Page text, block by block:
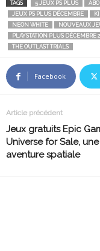
TAGS 5 JEUX PS PLUS
JEUX PS PLUS DÉCEMBRE
NEON WHITE
NOUVEAUX
PLAYSTATION PLUS DÉCEMBRE
THE OUTLAST TRIALS
Facebook
Article précédent
Jeux gratuits Epic
Universe for Sale, une
aventure spatiale